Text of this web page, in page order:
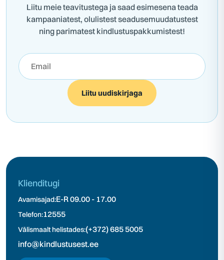
Liitu meie teavitustega ja saad esimesena teada
kampaaniatest, olulistest seadusemuudatustest
ning parimatest kindlustuspakkumistest!
Liitu uudiskirjaga
Klienditugi
Avamisajad:E-R 09.00 - 17.00
Telefon:12555
Välismaalt helistades:(+372) 685 5005
info@kindlustusest.ee